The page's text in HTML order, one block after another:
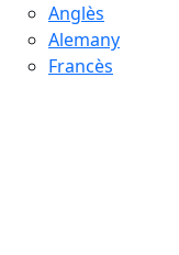
Anglès
Alemany
Francès